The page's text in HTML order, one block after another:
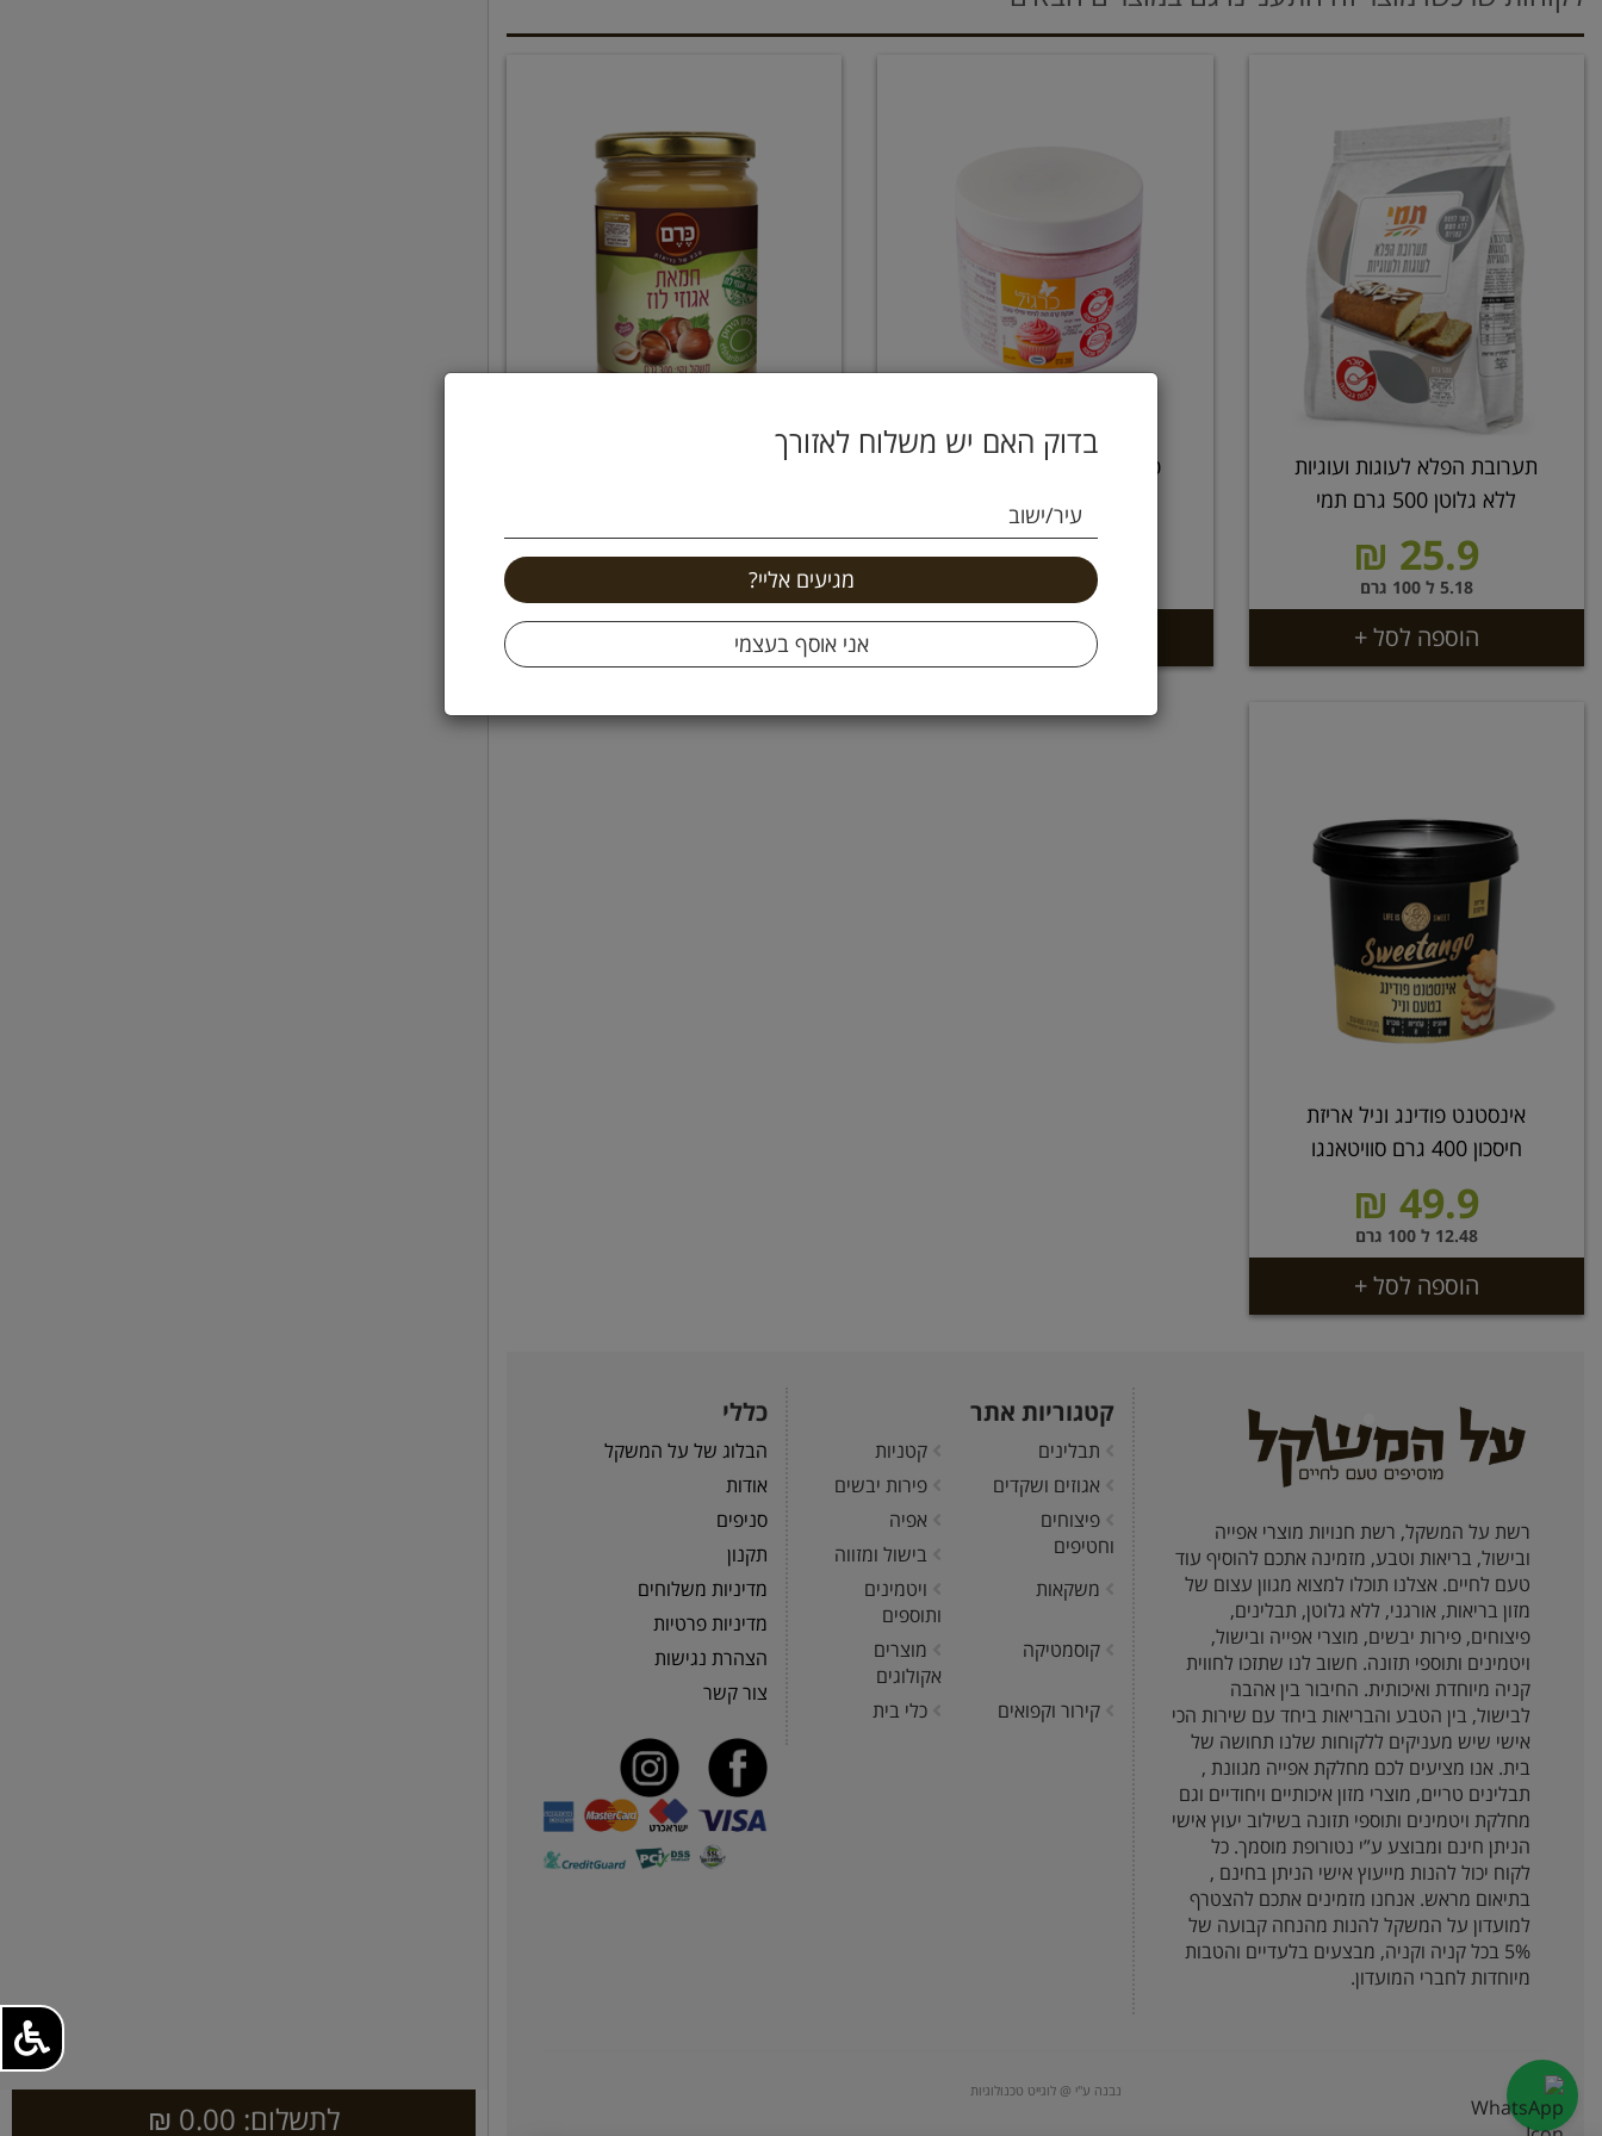
בדוק האם יש משלוח לאזורך
עיר/ישוב
תערובת הפלא לעוגות ועוגיות
ללא גלוטן 500 גרם תמי
25.9 ₪
5.18 ל 100 גרם
הוספה לסל +
כרגיל - אבקת קרם תות ללא
22.9 ₪
11.45 ל 100 גרם
הוספה לסל +
חמאת אגוזי לוז 300 גרם כרם
49.9 ₪
הוספה לסל +
אינסטנט פודינג וניל אריזת
חיסכון 400 גרם סוויטאנגו
49.9 ₪
12.48 ל 100 גרם
הוספה לסל +
רשת על המשקל, רשת חנויות מוצרי אפייה
ובישול, בריאות וטבע, מזמינה אתכם להוסיף עוד
טעם לחיים. אצלנו תוכלו למצוא מגוון עצום של
מזון בריאות, אורגני, ללא גלוטן, תבלינים,
פיצוחים, פירות יבשים, מוצרי אפייה ובישול,
ויטמינים ותוספי תזונה. חשוב לנו שתזכו לחווית
קניה מיוחדת ואיכותית. החיבור בין אהבה
לבישול, בין הטבע והבריאות ביחד עם שירות הכי
אישי שיש מעניקים ללקוחות שלנו תחושה של
בית. אנו מציעים לכם מחלקת אפייה מגוונת ,
תבלינים טריים, מוצרי מזון איכותיים ויחודיים וגם
מחלקת ויטמינים ותוספי תזונה בשילוב יעוץ אישי
הניתן חינם ומבוצע ע”י נטורופת מוסמך. כל
לקוח יכול להנות מייעוץ אישי הניתן בחינם ,
בתיאום מראש. אנחנו מזמינים אתכם להצטרף
למועדון על המשקל להנות מהנחה קבועה של
5% בכל קניה וקניה, מבצעים בלעדיים והטבות
מיוחדות לחברי המועדון.
קטגוריות אתר
תבלינים
קטניות
אגוזים ושקדים
פירות יבשים
פיצוחים
וחטיפים
אפיה
בישול ומזווה
משקאות
ויטמינים
ותוספים
קוסמטיקה
מוצרים
אקולוגים
קירור וקפואים
כלי בית
כללי
הבלוג של על המשקל
אודות
סניפים
תקנון
מדיניות משלוחים
מדיניות פרטיות
הצהרת נגישות
צור קשר
נבנה ע"י @ לוגייט טכנולוגיות